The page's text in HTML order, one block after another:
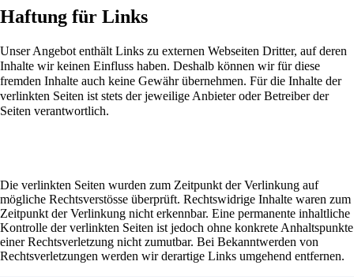
Haftung für Links
Unser Angebot enthält Links zu externen Webseiten Dritter, auf deren
Inhalte wir keinen Einfluss haben. Deshalb können wir für diese
fremden Inhalte auch keine Gewähr übernehmen. Für die Inhalte der
verlinkten Seiten ist stets der jeweilige Anbieter oder Betreiber der
Seiten verantwortlich.
Die verlinkten Seiten wurden zum Zeitpunkt der Verlinkung auf
mögliche Rechtsverstösse überprüft. Rechtswidrige Inhalte waren zum
Zeitpunkt der Verlinkung nicht erkennbar. Eine permanente inhaltliche
Kontrolle der verlinkten Seiten ist jedoch ohne konkrete Anhaltspunkte
einer Rechtsverletzung nicht zumutbar. Bei Bekanntwerden von
Rechtsverletzungen werden wir derartige Links umgehend entfernen.